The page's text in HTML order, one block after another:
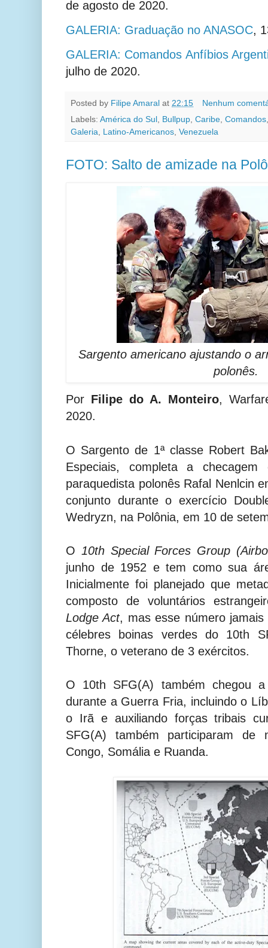
de agosto de 2020.
GALERIA: Graduação no ANASOC,
GALERIA: Comandos Anfíbios
julho de 2020.
Posted by Filipe Amaral at 22:15
Nenhum
Labels: América do Sul Bullpup Caribe Comandos
Galeria
Latino-Americanos Venezuela
FOTO: Salto de amizade na
Sargento americano ajustando o
polonês.
Por Filipe do A. Monteiro,
2020.
O Sargento de 1ª classe Robert
Especiais, completa a
paraquedista polonês Rafal Nenlcin
conjunto durante o exercício
Wedryzn, na Polônia, em 10 de
O 10th Special Forces Group
junho de 1952 e tem como sua
Inicialmente foi planejado que
composto de voluntários
Lodge Act, mas esse número
célebres boinas verdes do 10th
Thorne, o veterano de 3 exércitos.
O 10th SFG(A) também chegou
durante a Guerra Fria, incluindo o
o Irã e auxiliando forças tribais
SFG(A) também participaram de
Congo, Somália e Ruanda.